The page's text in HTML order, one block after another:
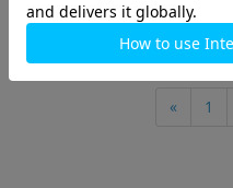
中古Cランク 54,800円
« 1